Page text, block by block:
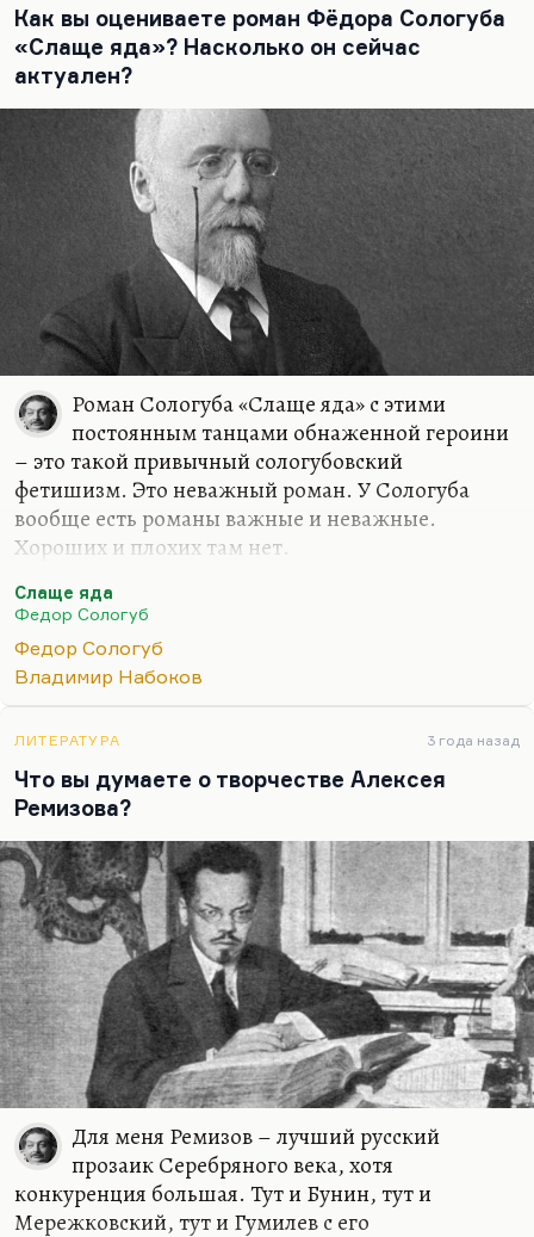
Как вы оцениваете роман Фёдора Сологуба
«Слаще яда»? Насколько он сейчас
актуален?
Роман Сологуба «Слаще яда» с этими
постоянным танцами обнаженной героини
– это такой привычный сологубовский
фетишизм. Это неважный роман. У Сологуба
вообще есть романы важные и неважные.
Хороших и плохих там нет.
У Сологуба есть гениальный роман «Мелкий бес»,
великая, по-моему, книга «Навьи чары» (в
особенности первая часть). Вообще вся трилогия
«Творимая легенда» содержит в себе зерно
«Ады». Почему-то никто не отследил огромное
влияние Сологуба на Набокова. Когда Набоков
был молод, он довольно горячо откликался на
литературные и иные новинки Серебряного века.
Для него не только Блок и Гумилев, но – я уверен,
– что и Сологуб был…
Слаще яда
Федор Сологуб
Федор Сологуб
Владимир Набоков
ЛИТЕРАТУРА 3 года назад
Что вы думаете о творчестве Алексея
Ремизова?
Для меня Ремизов – лучший русский
прозаик Серебряного века, хотя
конкуренция большая. Тут и Бунин, тут и
Мережковский, тут и Гумилев с его